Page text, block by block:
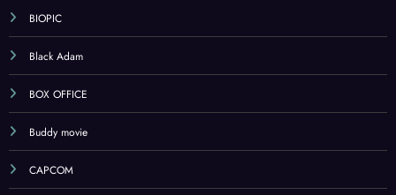
BIOPIC
Black Adam
BOX OFFICE
Buddy movie
CAPCOM